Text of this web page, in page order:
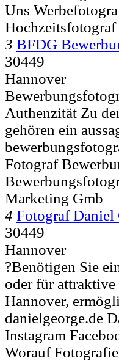
Uns
Hochzeitsfotograf
3 BFDG
30449
Hannover
Authenzität Zu
gehören ein
Fotograf
Marketing Gmb
4 Fotograf Daniel
30449
Hannover
?Benötigen Sie
oder für
Hannover,
danielgeorge.de
Instagram
Worauf